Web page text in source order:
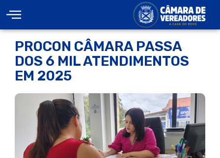
PROCON CÂMARA PASSA
DOS 6 MIL ATENDIMENTOS
EM 2025